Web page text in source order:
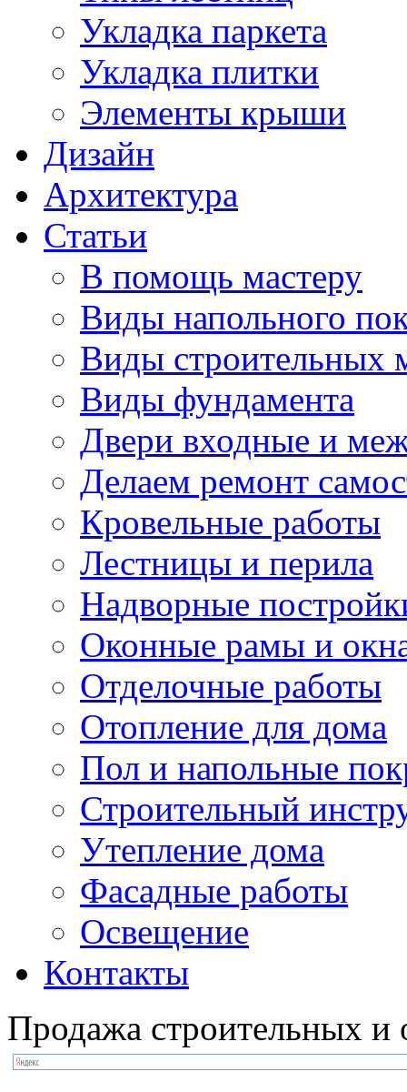
Укладка паркета
Укладка плитки
Элементы крыши
Дизайн
Архитектура
Статьи
В помощь мастеру
Виды напольного
Виды строительных
Виды фундамента
Двери входные и
Делаем ремонт
Кровельные работы
Лестницы и перила
Надворные
Оконные рамы и
Отделочные работы
Отопление для дома
Пол и напольные
Строительный
Утепление дома
Фасадные работы
Освещение
Контакты
Продажа строительных и